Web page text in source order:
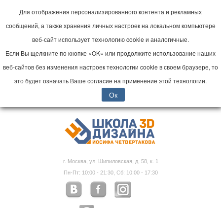
Для отображения персонализированного контента и рекламных
сообщений, а также хранения личных настроек на локальном компьютере
веб-сайт использует технологию cookie и аналогичные.
Если Вы щелкните по кнопке «OK» или продолжите использование наших
веб-сайтов без изменения настроек технологии cookie в своем браузере, то
это будет означать Ваше согласие на применение этой технологии.
Ок
г. Москва, ул. Шипиловская, д. 58, к. 1
Пн-Пт: 10:00 - 21:30, Сб: 10:00 - 17:30